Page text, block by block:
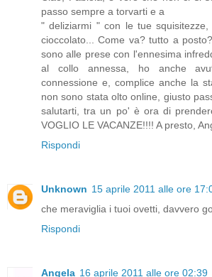
passo sempre a torvarti e a
" deliziarmi " con le tue
cioccolato... Come va? tutto a
sono alle prese con l'ennesima
al collo annessa, ho anche
connessione e, complice anche la
non sono stata olto online, giusto
salutarti, tra un po' è ora di
VOGLIO LE VACANZE!!!! A presto,
Rispondi
Unknown 15 aprile 2011 alle ore
che meraviglia i tuoi ovetti, davvero
Rispondi
Angela 16 aprile 2011 alle ore 02:39